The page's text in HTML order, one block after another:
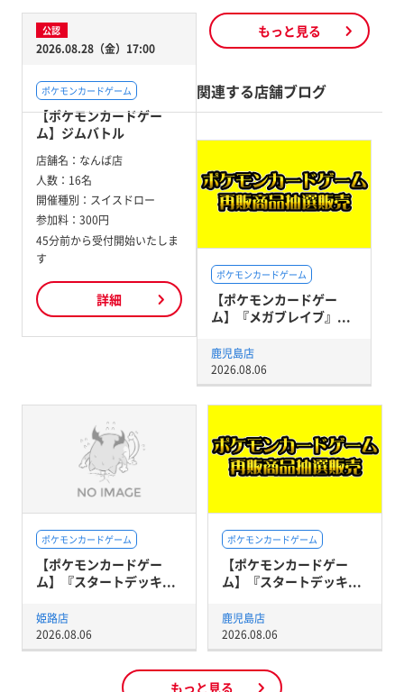
公認
2026.08.28（金）17:00
ポケモンカードゲーム
【ポケモンカードゲー
ム】ジムバトル
店舗名： なんば店
人数： 16名
開催種別： スイスドロー
参加料： 300円
45分前から受付開始いたしま
す
詳細
もっと見る
関連する店舗ブログ
ポケモンカードゲーム
【ポケモンカードゲー
ム】『メガブレイブ』...
鹿児島店
2026.08.06
ポケモンカードゲーム
【ポケモンカードゲー
ム】『スタートデッキ...
鹿児島店
2026.08.06
ポケモンカードゲーム
【ポケモンカードゲー
ム】『スタートデッキ...
姫路店
2026.08.06
もっと見る